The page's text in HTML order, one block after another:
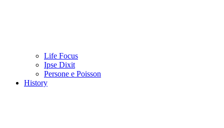
Life Focus
Ipse Dixit
Persone e Poisson
History